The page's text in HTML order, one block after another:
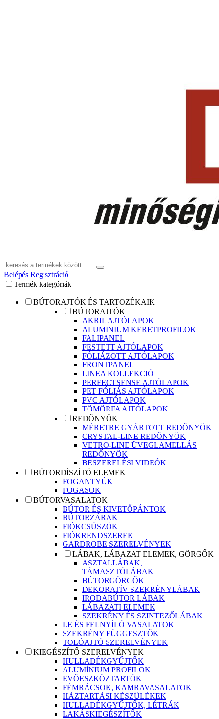
Belépés Regisztráció
Termék kategóriák
BÚTORAJTÓK ÉS TARTOZÉKAIK
BÚTORAJTÓK
AKRIL AJTÓLAPOK
ALUMINIUM KERETPROFILOK
FALIPANEL
FESTETT AJTÓLAPOK
FÓLIÁZOTT AJTÓLAPOK
FRONTPANEL
LINEA KOLLEKCIÓ
PERFECTSENSE AJTÓLAPOK
PET FÓLIÁS AJTÓLAPOK
PVC AJTÓLAPOK
TÖMÖRFA AJTÓLAPOK
REDŐNYÖK
MÉRETRE GYÁRTOTT REDŐNYÖK
CRYSTAL-LINE REDŐNYÖK
VETRO-LINE ÜVEGLAMELLÁS
REDŐNYÖK
BESZERELÉSI VIDEÓK
BÚTORDÍSZÍTŐ ELEMEK
FOGANTYÚK
FOGASOK
BÚTORVASALATOK
BÚTOR ÉS KIVETŐPÁNTOK
BÚTORZÁRAK
FIÓKCSÚSZÓK
FIÓKRENDSZEREK
GARDROBE SZERELVÉNYEK
LÁBAK, LÁBAZAT ELEMEK, GÖRGŐK
ASZTALLÁBAK,
TÁMASZTÓLÁBAK
BÚTORGÖRGŐK
DEKORATÍV SZEKRÉNYLÁBAK
IRODABÚTOR LÁBAK
LÁBAZATI ELEMEK
SZEKRÉNY ÉS SZINTEZŐLÁBAK
LE ÉS FELNYÍLÓ VASALATOK
SZEKRÉNY FÜGGESZTŐK
TOLÓAJTÓ SZERELVÉNYEK
KIEGÉSZÍTŐ SZERELVÉNYEK
HULLADÉKGYŰJTŐK
ALUMÍNIUM PROFILOK
EVŐESZKÖZTARTÓK
FÉMRÁCSOK, KAMRAVASALATOK
HÁZTARTÁSI KÉSZÜLÉKEK
HULLADÉKGYŰJTŐK, LÉTRÁK
LAKÁSKIEGÉSZÍTŐK